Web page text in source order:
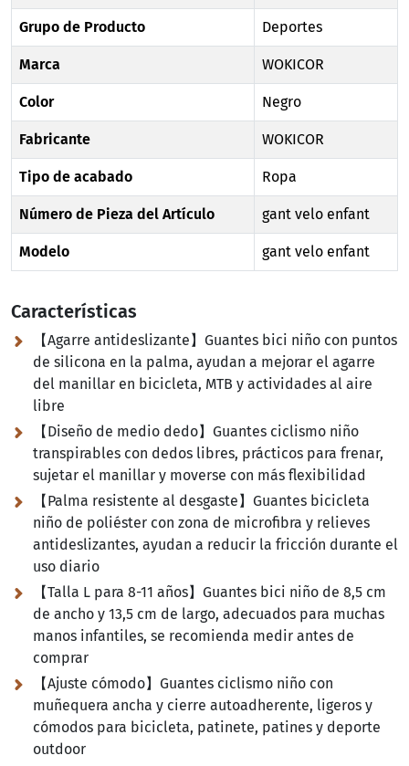
Grupo de Producto Deportes
Marca WOKICOR
Color Negro
Fabricante WOKICOR
Tipo de acabado Ropa
Número de Pieza del Artículo gant velo enfant
Modelo gant velo enfant
Características
【Agarre antideslizante】Guantes bici niño con puntos
de silicona en la palma, ayudan a mejorar el agarre
del manillar en bicicleta, MTB y actividades al aire
libre
【Diseño de medio dedo】Guantes ciclismo niño
transpirables con dedos libres, prácticos para frenar,
sujetar el manillar y moverse con más flexibilidad
【Palma resistente al desgaste】Guantes bicicleta
niño de poliéster con zona de microfibra y relieves
antideslizantes, ayudan a reducir la fricción durante el
uso diario
【Talla L para 8-11 años】Guantes bici niño de 8,5 cm
de ancho y 13,5 cm de largo, adecuados para muchas
manos infantiles, se recomienda medir antes de
comprar
【Ajuste cómodo】Guantes ciclismo niño con
muñequera ancha y cierre autoadherente, ligeros y
cómodos para bicicleta, patinete, patines y deporte
outdoor